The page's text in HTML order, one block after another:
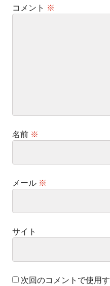
コメント ※
名前 ※
メール ※
サイト
次回のコメントで使用